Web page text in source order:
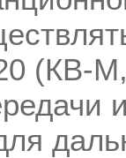
(КВ-